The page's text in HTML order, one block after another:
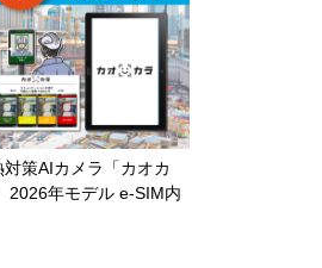
対策AIカメラ「カオカ
2026年モデル e-SIM内